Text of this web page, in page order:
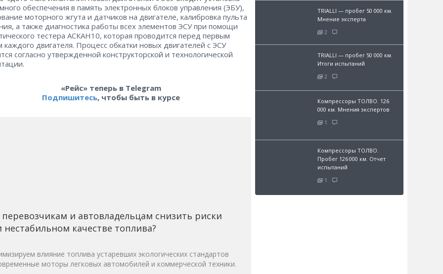
обеспечения в память электронных блоков управления (ЭБУ),
моторного жгута и датчиков на двигателе, калибровка пульта
а также диагностика работы всех элементов ЭСУ при помощи
тестера АСКАН10, которая проводится перед первым
каждого двигателя. Процесс обкатки новых двигателей с ЭСУ
согласно утвержденной конструкторской и технологической
«Рейс» теперь в Telegram
Подпишитесь, чтобы быть в курсе
перевозчикам и автовладельцам снизить риски
нестабильном качестве топлива?
влияние топлива устаревших экологических стандартов
моторы легковых автомобилей и коммерческой техники.
TRIALLI — пробег 50 000 км.
Мнение эксперта
2
TRIALLI — пробег 50 000 км.
Итоги испытаний
2
Компрессоры ТОЛВО. 126
000 км. Мнения экспертов
1
Компрессоры ТОЛВО.
Пробег 126 000 км. Отчет
испытаний
1